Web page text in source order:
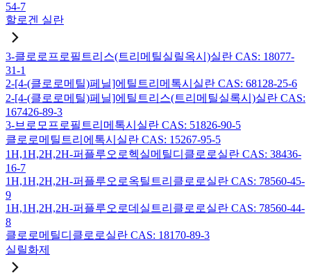
54-7
할로겐 실란
3-클로로프로필트리스(트리메틸실릴옥시)실란 CAS: 18077-
31-1
2-[4-(클로로메틸)페닐]에틸트리메톡시실란 CAS: 68128-25-6
2-[4-(클로로메틸)페닐]에틸트리스(트리메틸실록시)실란 CAS:
167426-89-3
3-브로모프로필트리메톡시실란 CAS: 51826-90-5
클로로메틸트리에톡시실란 CAS: 15267-95-5
1H,1H,2H,2H-퍼플루오로헥실메틸디클로로실란 CAS: 38436-
16-7
1H,1H,2H,2H-퍼플루오로옥틸트리클로로실란 CAS: 78560-45-
9
1H,1H,2H,2H-퍼플루오로데실트리클로로실란 CAS: 78560-44-
8
클로로메틸디클로로실란 CAS: 18170-89-3
실릴화제